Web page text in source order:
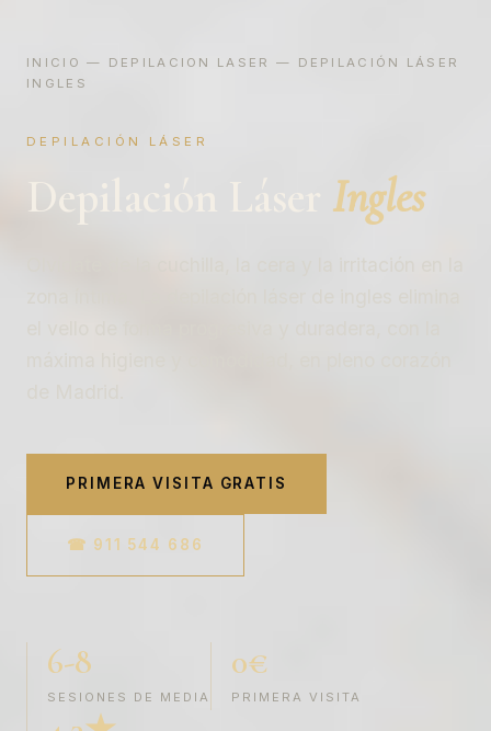
INICIO — DEPILACION LASER
— DEPILACIÓN LÁSER
INGLES
DEPILACIÓN LÁSER
Depilación Láser Ingles
PRIMERA VISITA GRATIS
☎ 911 544 686
6-8
SESIONES DE MEDIA
0€
PRIMERA VISITA